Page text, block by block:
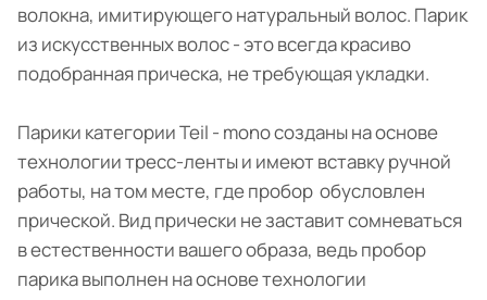
волокна, имитирующего натуральный волос. Парик
из искусственных волос - это всегда красиво
подобранная прическа, не требующая укладки.
Парики категории Teil - mono созданы на основе
технологии тресс-ленты и имеют вставку ручной
работы, на том месте, где пробор обусловлен
прической. Вид прически не заставит сомневаться
в естественности вашего образа, ведь пробор
парика выполнен на основе технологии